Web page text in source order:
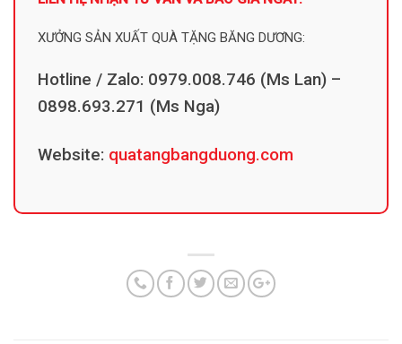
XƯỞNG SẢN XUẤT QUÀ TẶNG BĂNG DƯƠNG:
Hotline / Zalo: 0979.008.746 (Ms Lan) –
0898.693.271 (Ms Nga)
Website: quatangbangduong.com